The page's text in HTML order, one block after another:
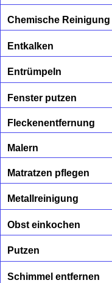
Chemische Reinigung
Entkalken
Entrümpeln
Fenster putzen
Fleckenentfernung
Malern
Matratzen pflegen
Metallreinigung
Obst einkochen
Putzen
Schimmel entfernen